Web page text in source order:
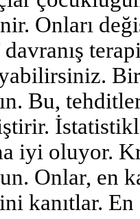
Onları
Bu,
iyi oluyor.
Onlar, en
kanıtlar.